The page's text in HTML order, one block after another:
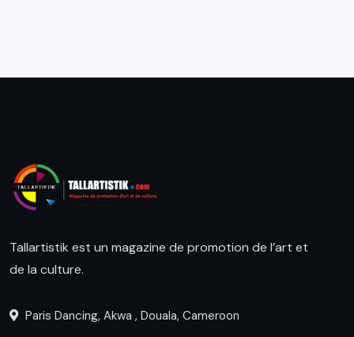
Tallartistik est un magazine de promotion de l’art et
de la culture.
Paris Dancing, Akwa , Douala, Cameroon